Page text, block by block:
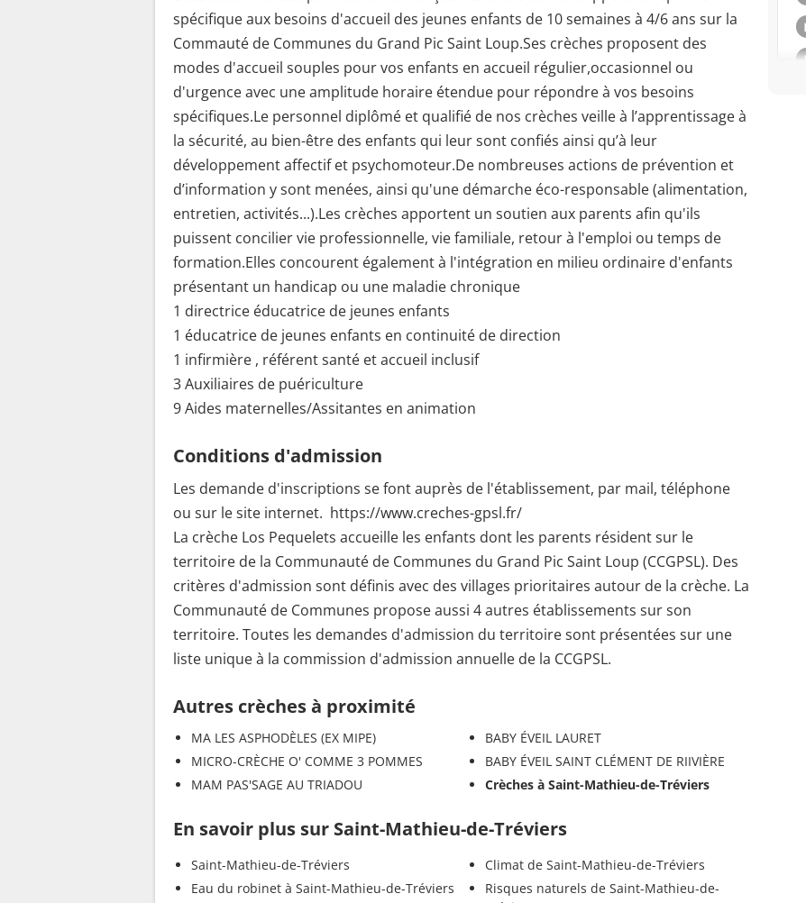
spécifique aux besoins d'accueil des jeunes enfants de 10 semaines à 4/6 ans sur la
Commauté de Communes du Grand Pic Saint Loup.Ses crèches proposent des
modes d'accueil souples pour vos enfants en accueil régulier,occasionnel ou
d'urgence avec une amplitude horaire étendue pour répondre à vos besoins
spécifiques.Le personnel diplômé et qualifié de nos crèches veille à l’apprentissage à
la sécurité, au bien-être des enfants qui leur sont confiés ainsi qu’à leur
développement affectif et psychomoteur.De nombreuses actions de prévention et
d’information y sont menées, ainsi qu'une démarche éco-responsable (alimentation,
entretien, activités...).Les crèches apportent un soutien aux parents afin qu'ils
puissent concilier vie professionnelle, vie familiale, retour à l'emploi ou temps de
formation.Elles concourent également à l'intégration en milieu ordinaire d'enfants
présentant un handicap ou une maladie chronique
1 directrice éducatrice de jeunes enfants
1 éducatrice de jeunes enfants en continuité de direction
1 infirmière , référent santé et accueil inclusif
3 Auxiliaires de puériculture
9 Aides maternelles/Assitantes en animation
Conditions d'admission
Les demande d'inscriptions se font auprès de l'établissement, par mail, téléphone
ou sur le site internet. https://www.creches-gpsl.fr/
La crèche Los Pequelets accueille les enfants dont les parents résident sur le
territoire de la Communauté de Communes du Grand Pic Saint Loup (CCGPSL). Des
critères d'admission sont définis avec des villages prioritaires autour de la crèche. La
Communauté de Communes propose aussi 4 autres établissements sur son
territoire. Toutes les demandes d'admission du territoire sont présentées sur une
liste unique à la commission d'admission annuelle de la CCGPSL.
Autres crèches à proximité
MA LES ASPHODÈLES (EX MIPE)
MICRO-CRÈCHE O' COMME 3 POMMES
MAM PAS'SAGE AU TRIADOU
BABY ÉVEIL LAURET
BABY ÉVEIL SAINT CLÉMENT DE RIIVIÈRE
Crèches à Saint-Mathieu-de-Tréviers
En savoir plus sur Saint-Mathieu-de-Tréviers
Saint-Mathieu-de-Tréviers
Eau du robinet à Saint-Mathieu-de-Tréviers
Climat de Saint-Mathieu-de-Tréviers
Risques naturels de Saint-Mathieu-de-